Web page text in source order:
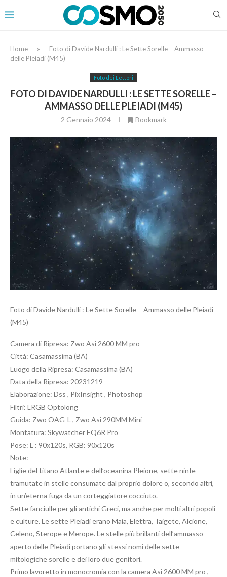
Home »
Foto di Davide Nardulli : Le Sette Sorelle – Ammasso
delle Pleiadi (M45)
Foto dei Lettori
FOTO DI DAVIDE NARDULLI : LE SETTE SORELLE –
AMMASSO DELLE PLEIADI (M45)
2 Gennaio 2024 Bookmark
Foto di Davide Nardulli : Le Sette Sorelle – Ammasso delle Pleiadi
(M45)
Camera di Ripresa: Zwo Asi 2600 MM pro
Città: Casamassima (BA)
Luogo della Ripresa: Casamassima (BA)
Data della Ripresa: 20231219
Elaborazione: Dss , PixInsight , Photoshop
Filtri: LRGB Optolong
Guida: Zwo OAG-L , Zwo Asi 290MM Mini
Montatura: Skywatcher EQ6R Pro
Pose: L : 90x120s, RGB: 90x120s
Note:
Figlie del titano Atlante e dell’oceanina Pleione, sette ninfe
tramutate in stelle consumate dal proprio dolore o, secondo altri,
in un’eterna fuga da un corteggiatore cocciuto.
Sette fanciulle per gli antichi Greci, ma anche per molti altri popoli
e culture. Le sette Pleiadi erano Maia, Elettra, Taigete, Alcione,
Celeno, Sterope e Merope. Le stelle più brillanti dell’ammasso
aperto delle Pleiadi portano gli stessi nomi delle sette
mitologiche sorelle e dei loro due genitori.
Primo lavoretto in monocromia con la camera Asi 2600 MM pro ,